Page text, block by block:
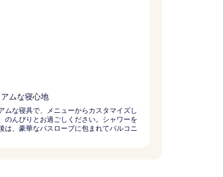
ムな寝心地
ムな寝具で、メニューからカスタマイズし
のんびりとお過ごしください。シャワーを
は、豪華なバスローブに包まれてバルコニ